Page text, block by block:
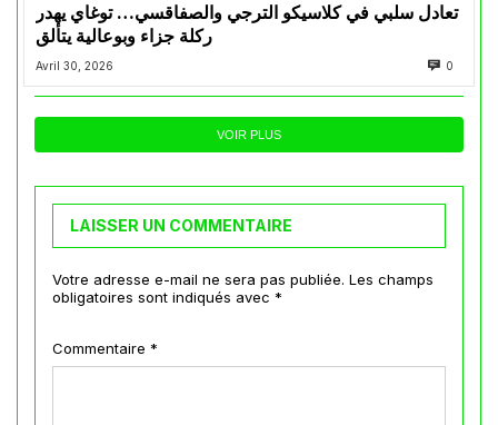
تعادل سلبي في كلاسيكو الترجي والصفاقسي… توغاي يهدر
ركلة جزاء وبوعالية يتألق
Avril 30, 2026 0
VOIR PLUS
LAISSER UN COMMENTAIRE
Votre adresse e-mail ne sera pas publiée. Les champs
obligatoires sont indiqués avec *
Commentaire *